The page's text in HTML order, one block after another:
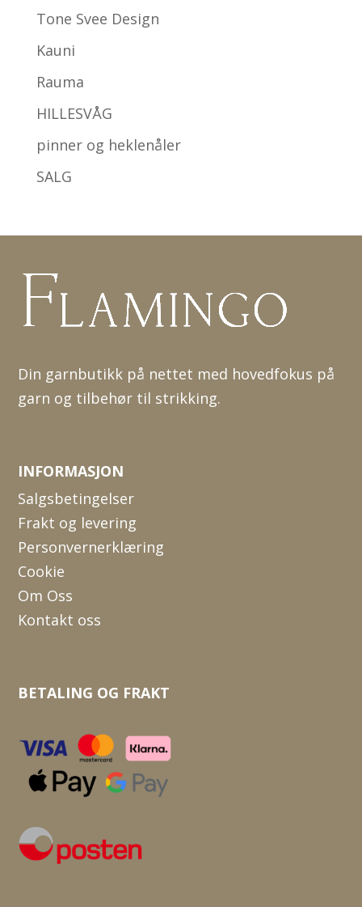
Tone Svee Design
Kauni
Rauma
HILLESVÅG
pinner og heklenåler
SALG
Din garnbutikk på nettet med hovedfokus på
garn og tilbehør til strikking.
INFORMASJON
Salgsbetingelser
Frakt og levering
Personvernerklæring
Cookie
Om Oss
Kontakt oss
BETALING OG FRAKT